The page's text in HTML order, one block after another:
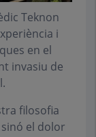
Teknon
i
en el
invasiu de
filosofia
el dolor